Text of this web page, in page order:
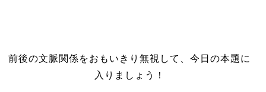
前後の文脈関係をおもいきり無視して、今日の本題に
入りましょう！